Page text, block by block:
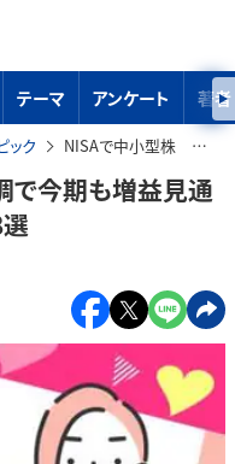
テーマ アンケート 著者
ック NISAで中小型株 株価堅調で今期も増益見通しの割安高配当利回り株18選
今期も増益見通